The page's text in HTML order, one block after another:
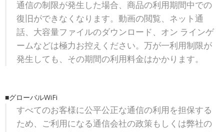
通信の制限が発生した場合、商品の利用期間中での
復旧ができなくなります。動画の閲覧、ネット通
話、大容量ファイルのダウンロード、オン ラインゲ
ームなどは極力お控えください。万が一利用制限が
発生しても、その期間の利用料金はかかります。
■グローバルWiFi
すべてのお客様に公平公正な通信の利用を担保する
ため、ご利用になる通信会社の政策もしくは弊社の